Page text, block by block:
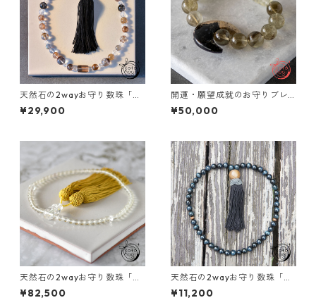
天然石の2wayお守り数珠「ふ
たえ-紡-」ガウリィシャンカ
ール ゴールドルチルクォーツ
¥29,900
開運・願望成就のお守りブレ
スレット「祝り」 パームルー
ト ブラックリビアングラス リ
¥50,000
天然石の2wayお守り数珠「ふ
たえ」 リビアングラス ガネー
シュヒマール 略式数珠【イン
¥82,500
天然石の2wayお守り数珠「ふ
たえ」天然ブルータイガーア
イ 略式念珠【厄除け・魔除
¥11,200